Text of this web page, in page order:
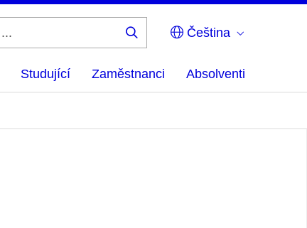
Čeština
Studující Zaměstnanci Absolventi